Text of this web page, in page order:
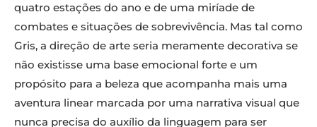
quatro estações do ano e de uma miríade de
combates e situações de sobrevivência. Mas tal como
Gris, a direção de arte seria meramente decorativa se
não existisse uma base emocional forte e um
propósito para a beleza que acompanha mais uma
aventura linear marcada por uma narrativa visual que
nunca precisa do auxílio da linguagem para ser